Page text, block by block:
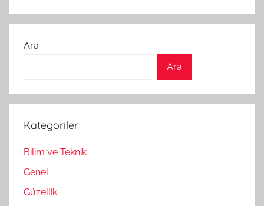
Ara
Ara
Kategoriler
Bilim ve Teknik
Genel
Güzellik